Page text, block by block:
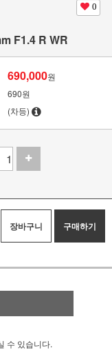
0
F1.4 R WR
690,000원
690원
(차등)
장바구니 구매하기
수 있습니다.